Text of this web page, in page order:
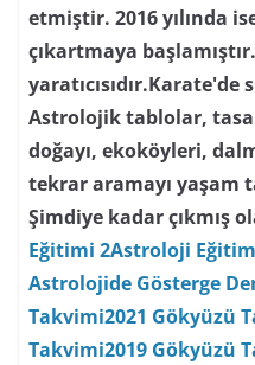
etmiştir. 2016 yılında
çıkartmaya
Astrolojik tablolar,
doğayı, ekoköyleri,
tekrar aramayı yaşam
Şimdiye kadar çıkmış
Eğitimi 2Astroloji
Astrolojide Gösterge
Takvimi2021 Gökyüzü
Takvimi2019 Gökyüzü